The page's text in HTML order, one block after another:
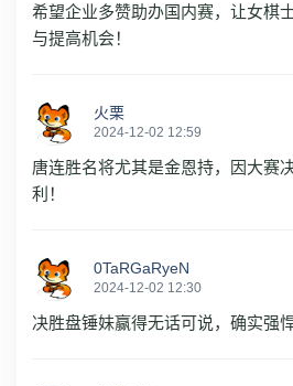
希望企业多赞助办国内赛，让女棋
与提高机会！
火栗
2024-12-02 12:59
唐连胜名将尤其是金恩持，因大赛
利！
0TaRGaRyeN
2024-12-02 12:30
决胜盘锤妹赢得无话可说，确实强悍